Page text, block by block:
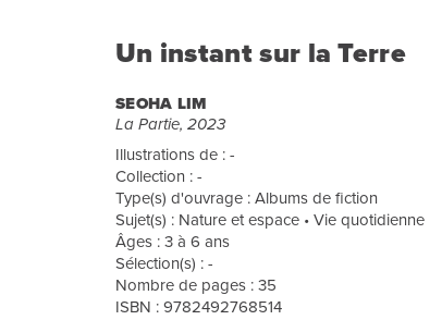
Un instant sur la Terre
SEOHA LIM
La Partie, 2023
Illustrations de : -
Collection : -
Type(s) d'ouvrage : Albums de fiction
Sujet(s) : Nature et espace • Vie quotidienne
Âges : 3 à 6 ans
Sélection(s) : -
Nombre de pages : 35
ISBN : 9782492768514